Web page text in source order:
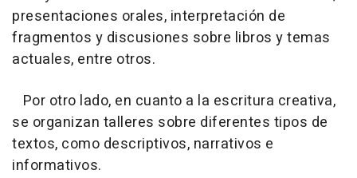
presentaciones orales, interpretación de
fragmentos y discusiones sobre libros y temas
actuales, entre otros.
Por otro lado, en cuanto a la escritura creativa,
se organizan talleres sobre diferentes tipos de
textos, como descriptivos, narrativos e
informativos.